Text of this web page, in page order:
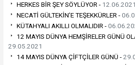
HERKES BİR ŞEY SÖYLÜYOR - 12.06.2021
NECATİ GÜLTEKİN’E TEŞEKKÜRLER -
KÜTAHYALI AKILLI OLMALIDIR -
12 MAYIS DÜNYA HEMŞİRELER GÜNÜ
29.05.2021
14 MAYIS DÜNYA ÇİFTÇİLER GÜNÜ -